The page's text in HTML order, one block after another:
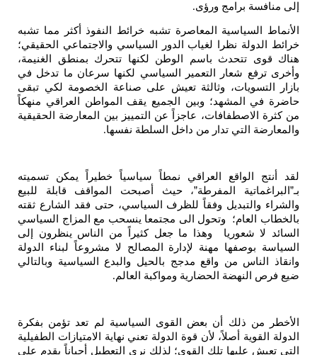
منافسة برامج ورؤى.
السياسية المعاصرة تشبه خرائط النفوذ أكثر مما تشبه
الدولة نظرا لغياب الدور السياسي والاجتماعي الحقيقي؛
قوى تتحدث باسم الوطن لكنها تتحرك بمنطق الغنيمة،
ترفع شعار التعمير السياسي لكنها سرعان ما تدخل في
التسويات، وثالثة تعيش على صناعة الخصومة لكي تبقى
في المشهد؛ وبين الجميع يقف المواطن العراقي منهكاً
كثرة الاصطفافات، عاجزاً عن التمييز بين المعارضة الحقيقية
التي تدار من داخل السلطة نفسها
أنتج الواقع العراقي نمطاً سياسياً خطيراً يمكن تسميته
المفرطة”، حيث أصبحت المواقف قابلة للبيع
والتبديل وفقاً للظرف السياسي، حتى فقد الشارع ثقته
العام؛ وتحول الى مجتمعا ينسحب مع المزاج السياسي
لا شعوريا وهذا ما جعل كثيراً من الناس ينظرون إلى
بوصفها مهنة لإدارة المصالح لا مشروعاً لبناء الدولة
الناس من واقع مدجج بالحيل والبدع السياسية وبالتالي
فرص النهضة الحضارية ومواكبة العالم
من ذلك أن بعض القوى السياسية لم تعد تؤمن بفكرة
القوية أصلاً، لأن قوة الدولة تعني نهاية الامتيازات الطفيلية
تعيش عليها تلك القوى؛ لذلك نرى التعطيل أحياناً يقدم على